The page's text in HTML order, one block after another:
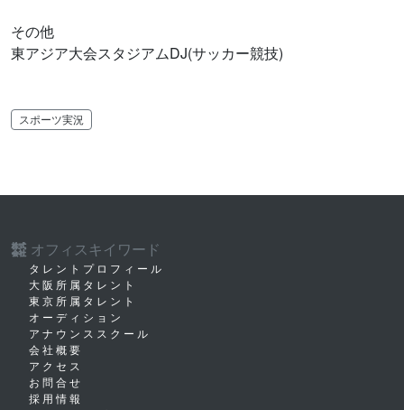
その他
東アジア大会スタジアムDJ(サッカー競技)
スポーツ実況
株式
会社 オフィスキイワード
タレントプロフィール
大阪所属タレント
東京所属タレント
オーディション
アナウンススクール
会社概要
アクセス
お問合せ
採用情報